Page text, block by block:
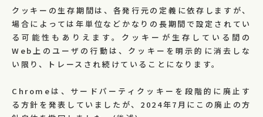
クッキーの生存期間は、各発行元の定義に依存しますが、
場合によっては年単位などかなりの長期間で設定されてい
る可能性もありえます。クッキーが生存している間の
Web上のユーザの行動は、クッキーを明示的に消去しな
い限り、トレースされ続けていることになります。
Chromeは、サードパーティクッキーを段階的に廃止す
る方針を発表していましたが、2024年7月にこの廃止の方